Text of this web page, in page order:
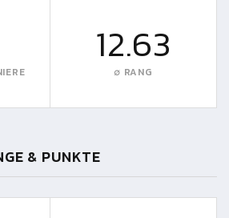
12.63
∅ RANG
& PUNKTE